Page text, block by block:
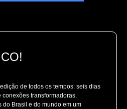
de todos os tempos: seis dias
transformadoras.
do Brasil e do mundo em um